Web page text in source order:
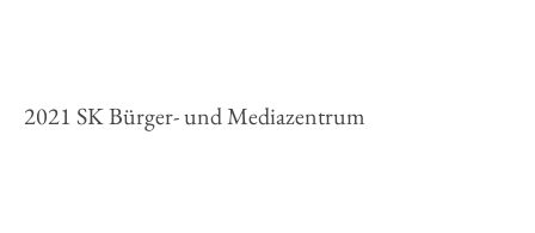
2021 SK Bürger- und Mediazentrum